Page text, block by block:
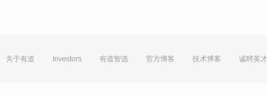
关于有道 Investors 有道智选 官方博客 技术博客 诚聘英才